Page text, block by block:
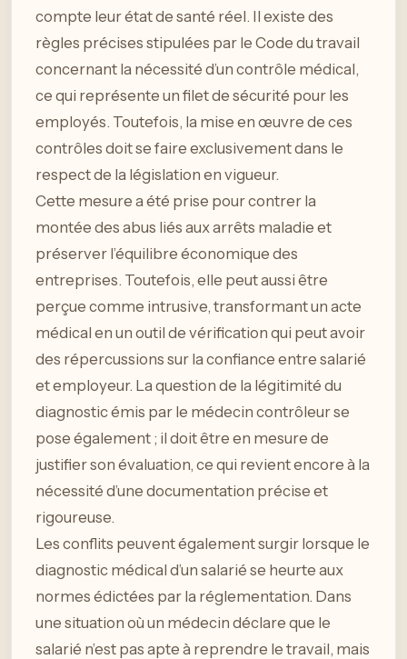
compte leur état de santé réel. Il existe des
règles précises stipulées par le Code du travail
concernant la nécessité d’un contrôle médical,
ce qui représente un filet de sécurité pour les
employés. Toutefois, la mise en œuvre de ces
contrôles doit se faire exclusivement dans le
respect de la législation en vigueur.
Cette mesure a été prise pour contrer la
montée des abus liés aux arrêts maladie et
préserver l’équilibre économique des
entreprises. Toutefois, elle peut aussi être
perçue comme intrusive, transformant un acte
médical en un outil de vérification qui peut avoir
des répercussions sur la confiance entre salarié
et employeur. La question de la légitimité du
diagnostic émis par le médecin contrôleur se
pose également ; il doit être en mesure de
justifier son évaluation, ce qui revient encore à la
nécessité d’une documentation précise et
rigoureuse.
Les conflits peuvent également surgir lorsque le
diagnostic médical d’un salarié se heurte aux
normes édictées par la réglementation. Dans
une situation où un médecin déclare que le
salarié n’est pas apte à reprendre le travail, mais